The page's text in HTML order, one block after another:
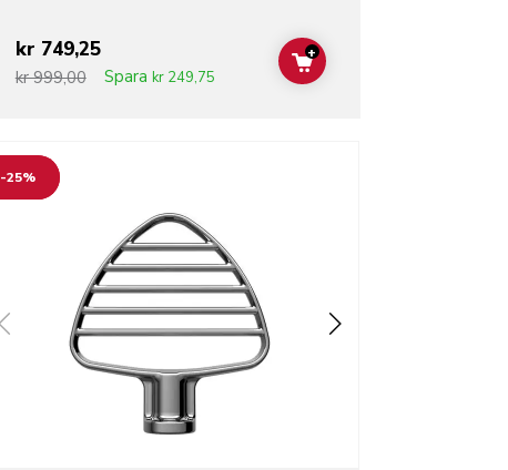
kr 749,25
kr 999,00 Spara kr 249,75 ADD TO CART
+
-25%